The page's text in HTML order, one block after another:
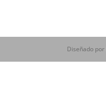
Diseñado por